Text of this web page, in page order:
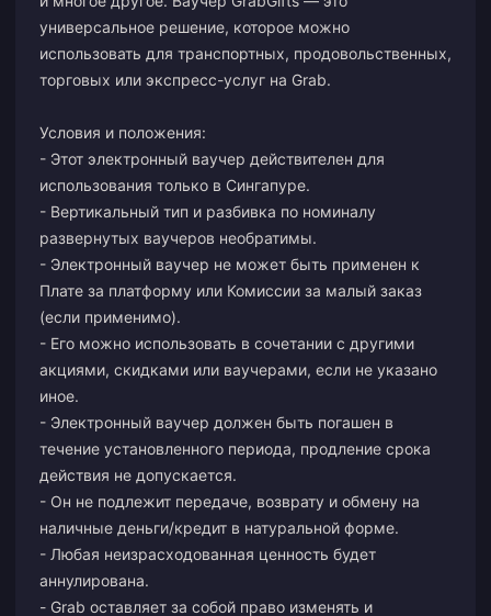
универсальное решение, которое можно
использовать для транспортных, продовольственных,
торговых или экспресс-услуг на Grab.
Условия и положения:
- Этот электронный ваучер действителен для
использования только в Сингапуре.
- Вертикальный тип и разбивка по номиналу
развернутых ваучеров необратимы.
- Электронный ваучер не может быть применен к
Плате за платформу или Комиссии за малый заказ
(если применимо).
- Его можно использовать в сочетании с другими
акциями, скидками или ваучерами, если не указано
иное.
- Электронный ваучер должен быть погашен в
течение установленного периода, продление срока
действия не допускается.
- Он не подлежит передаче, возврату и обмену на
наличные деньги/кредит в натуральной форме.
- Любая неизрасходованная ценность будет
аннулирована.
- Grab оставляет за собой право изменять и